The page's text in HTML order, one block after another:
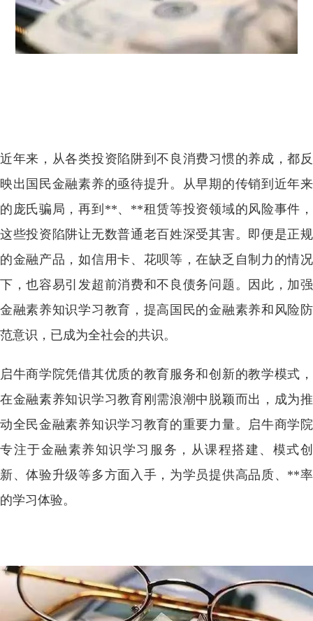
近年来，从各类投资陷阱到不良消费习惯的养成，都反
映出国民金融素养的亟待提升。从早期的传销到近年来
的庞氏骗局，再到**、**租赁等投资领域的风险事件，
这些投资陷阱让无数普通老百姓深受其害。即便是正规
的金融产品，如信用卡、花呗等，在缺乏自制力的情况
下，也容易引发超前消费和不良债务问题。因此，加强
金融素养知识学习 教育，提高国民的金融素养和风险防
范意识，已成为全社会的共识。
启牛商学院凭借其优质的教育服务和创新的教学模式，
在金融素养知识学习教育刚需浪潮中脱颖而出，成为推
动全民金融素养知识学习教育的重要力量。启牛商学院
专注于金融素养知识学习服务，从课程搭建、模式创
新、体验升级等多方面入手，为学员提供高品质、**率
的学习体验。